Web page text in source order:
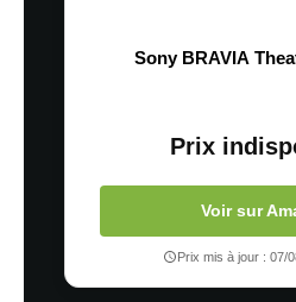
Sony BRAVIA
Prix
Voir sur
Prix mis à jour : 07/